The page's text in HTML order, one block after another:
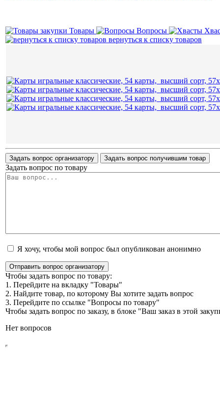
Товары Вопросы
вернуться к списку товаров
Задать вопрос организатору Задать вопрос получившим товар
Задать вопрос по товару
Я хочу, чтобы мой вопрос был опубликован анонимно
Отправить вопрос организатору
Чтобы задать вопрос по товару:
1. Перейдите на вкладку "Товары"
2. Найдите товар, по которому Вы хотите задать вопрос
3. Перейдите по ссылке "Вопросы по товару"
Чтобы задать вопрос по заказу, в блоке "Ваш заказ в этой
Нет вопросов